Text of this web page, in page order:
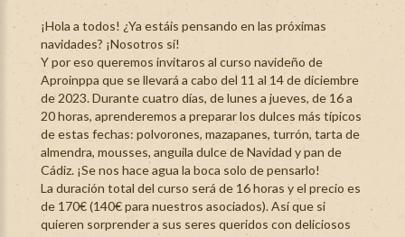
¡Hola a todos! ¿Ya estáis pensando en las próximas
navidades? ¡Nosotros sí!
Y por eso queremos invitaros al curso navideño de
Aproinppa que se llevará a cabo del 11 al 14 de diciembre
de 2023. Durante cuatro días, de lunes a jueves, de 16 a
20 horas, aprenderemos a preparar los dulces más típicos
de estas fechas: polvorones, mazapanes, turrón, tarta de
almendra, mousses, anguila dulce de Navidad y pan de
Cádiz. ¡Se nos hace agua la boca solo de pensarlo!
La duración total del curso será de 16 horas y el precio es
de 170€ (140€ para nuestros asociados). Así que si
quieren sorprender a sus seres queridos con deliciosos